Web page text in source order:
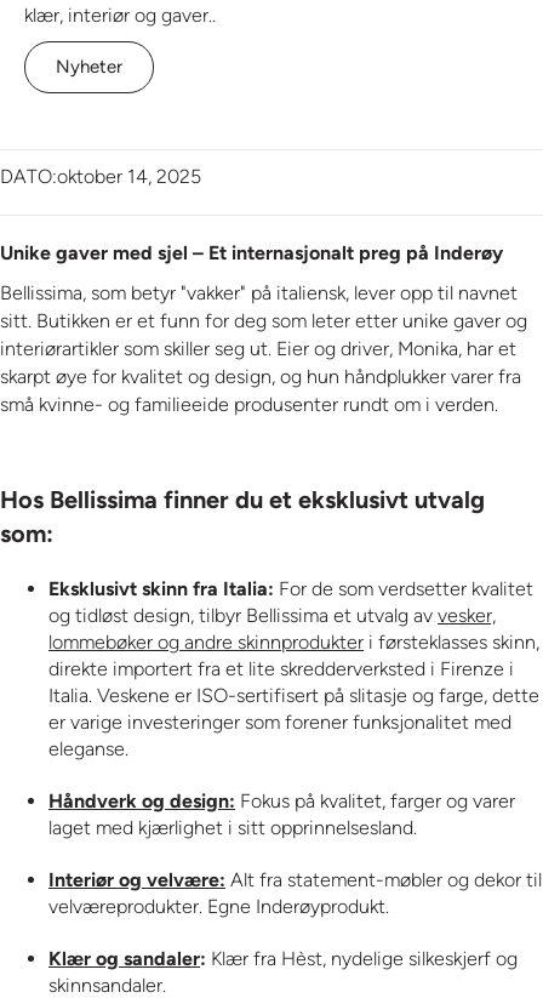
klær, interiør og gaver..
Nyheter
DATO:oktober 14, 2025
Unike gaver med sjel – Et internasjonalt preg på Inderøy
Bellissima, som betyr "vakker" på italiensk, lever opp til navnet
sitt. Butikken er et funn for deg som leter etter unike gaver og
interiørartikler som skiller seg ut. Eier og driver, Monika, har et
skarpt øye for kvalitet og design, og hun håndplukker varer fra
små kvinne- og familieeide produsenter rundt om i verden.
Hos Bellissima finner du et eksklusivt utvalg
som:
Eksklusivt skinn fra Italia: For de som verdsetter kvalitet
og tidløst design, tilbyr Bellissima et utvalg av vesker,
lommebøker og andre skinnprodukter i førsteklasses skinn,
direkte importert fra et lite skredderverksted i Firenze i
Italia. Veskene er ISO-sertifisert på slitasje og farge, dette
er varige investeringer som forener funksjonalitet med
eleganse.
Håndverk og design: Fokus på kvalitet, farger og varer
laget med kjærlighet i sitt opprinnelsesland.
Interiør og velvære: Alt fra statement-møbler og dekor til
velværeprodukter. Egne Inderøyprodukt.
Klær og sandaler: Klær fra Hèst, nydelige silkeskjerf og
skinnsandaler.